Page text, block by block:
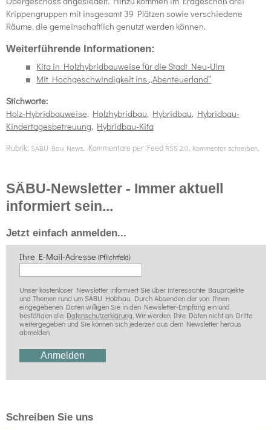
Krippengruppen mit insgesamt 39 Plätzen sowie verschiedene
Räume, die gemeinschaftlich genutzt werden können.
Weiterführende Informationen:
Kita in Holzhybridbauweise für die Stadt Neu-Ulm
Mit Hochgeschwindigkeit ins „Abenteuerland“
Stichworte:
Holz-Hybridbauweise, Holzhybridbau, Hybridbau, Hybridbau-
Kindertagesbetreuung, Hybridbau-Kita
Rubrik: SÄBU Bau News, Kommentare per Feed RSS 2.0, Kommentar schreiben,
SÄBU-Newsletter - Immer aktuell
informiert sein...
Jetzt einfach anmelden...
Ihre E-Mail-Adresse (Pflichtfeld)
Unser kostenloser Newsletter informiert Sie über interessante Bauprojekte
und Themen rund um SÄBU Holzbau. Durch Absenden der von Ihnen
eingegebenen Daten willigen Sie in den Newsletter-Empfang ein und
bestätigen die Datenschutzerklärung. Wir werden Ihre Daten nicht an Dritte
weitergegeben und Sie können sich jederzeit aus dem Newsletter heraus
abmelden.
Schreiben Sie uns